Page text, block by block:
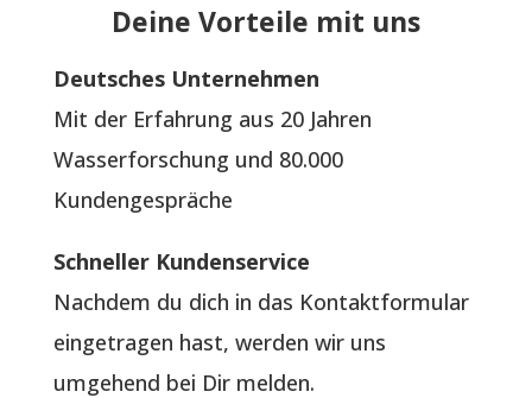
Deine Vorteile mit uns
Deutsches Unternehmen
Mit der Erfahrung aus 20 Jahren
Wasserforschung und 80.000
Kundengespräche
Schneller Kundenservice
Nachdem du dich in das Kontaktformular
eingetragen hast, werden wir uns
umgehend bei Dir melden.